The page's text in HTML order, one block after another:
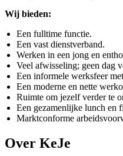
Wij bieden:
Een fulltime functie.
Een vast dienstverband.
Werken in een jong en
Veel afwisseling; geen dag
Een informele werksfeer
Een moderne en nette
Ruimte om jezelf verder te
Een gezamenlijke lunch en
Marktconforme
Over KeJe